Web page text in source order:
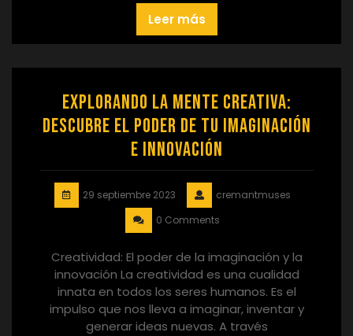
Leer más
Explorando la Mente Creativa:
Descubre el Poder de tu Imaginación
e Innovación
29 septiembre 2023
cremantmuses
0 Comments
Creatividad: El poder de la imaginación y la
innovación La creatividad es una cualidad
innata en todos los seres humanos. Es el
impulso que nos lleva a imaginar, inventar y
generar ideas nuevas. A través